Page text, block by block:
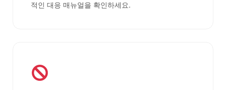
적인 대응 매뉴얼을 확인하세요.